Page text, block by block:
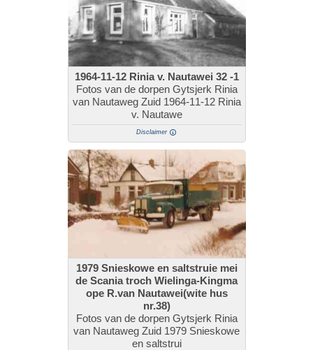
1964-11-12 Rinia v. Nautawei 32 -1
Fotos van de dorpen Gytsjerk Rinia
van Nautaweg Zuid 1964-11-12 Rinia
v. Nautawe
Disclaimer
1979 Snieskowe en saltstruie mei
de Scania troch Wielinga-Kingma
ope R.van Nautawei(wite hus
nr.38)
Fotos van de dorpen Gytsjerk Rinia
van Nautaweg Zuid 1979 Snieskowe
en saltstrui